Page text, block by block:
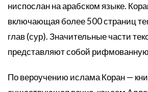
ниспослан на арабском языке.
включающая более 500 страниц
глав (сур). Значительные части
представляют собой
По вероучению ислама Коран —